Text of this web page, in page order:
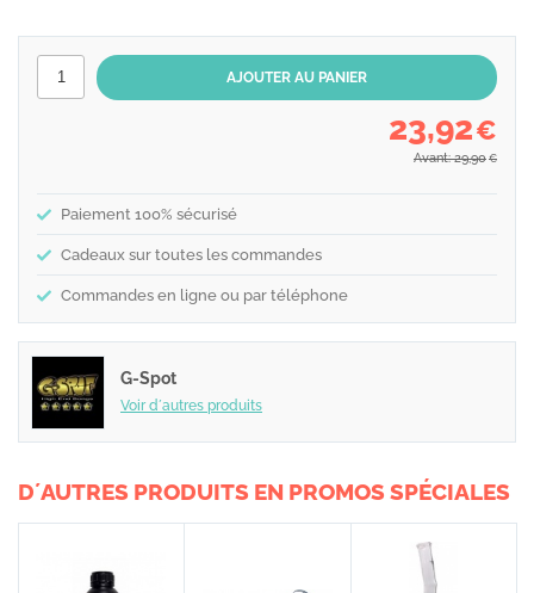
23,92€
Avant: 29,90 €
Paiement 100% sécurisé
Cadeaux sur toutes les commandes
Commandes en ligne ou par téléphone
G-Spot
Voir d´autres produits
D´AUTRES PRODUITS EN PROMOS SPÉCIALES